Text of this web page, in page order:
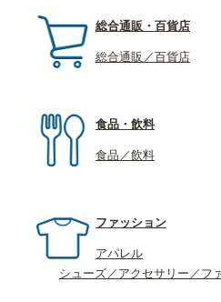
総合通販・百貨店
総合通販／百貨店
食品・飲料
食品／飲料
ファッション
アパレル
シューズ／アクセサリー／フ